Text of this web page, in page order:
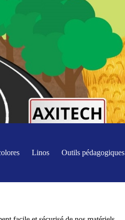
Linos Outils pédagogiques